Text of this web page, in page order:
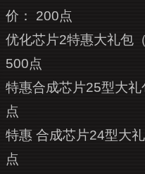
价： 200点
优化芯片2特惠大礼包
500点
特惠合成芯片25型大
点
特惠 合成芯片24型大
点